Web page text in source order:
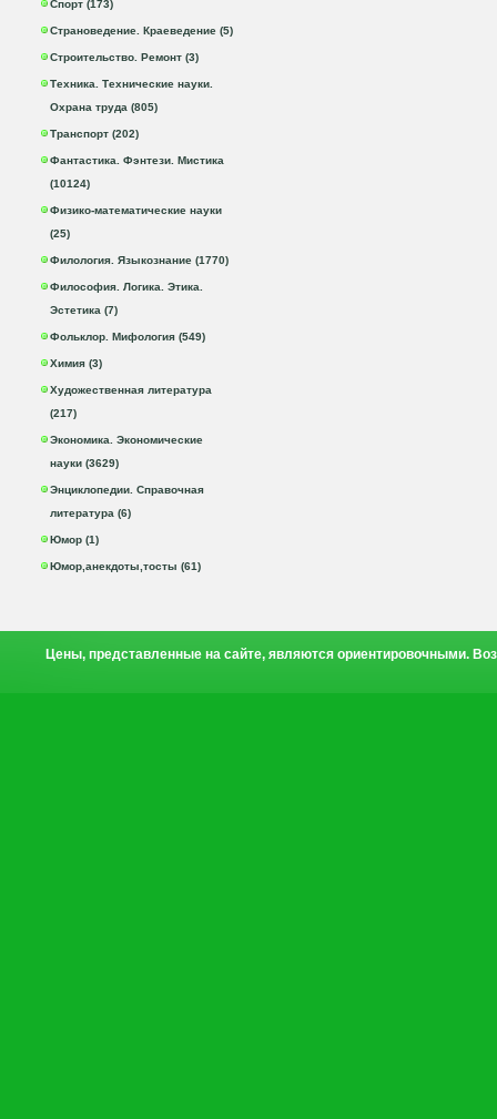
Спорт (173)
Страноведение. Краеведение (5)
Строительство. Ремонт (3)
Техника. Технические науки.
Охрана труда (805)
Транспорт (202)
Фантастика. Фэнтези. Мистика
(10124)
Физико-математические науки
(25)
Филология. Языкознание (1770)
Философия. Логика. Этика.
Эстетика (7)
Фольклор. Мифология (549)
Химия (3)
Художественная литература
(217)
Экономика. Экономические
науки (3629)
Энциклопедии. Справочная
литература (6)
Юмор (1)
Юмор,анекдоты,тосты (61)
Цены, представленные на сайте, являются ориентировочными.